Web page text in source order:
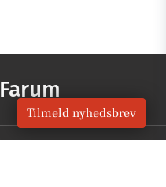
Farum
Tilmeld nyhedsbrev